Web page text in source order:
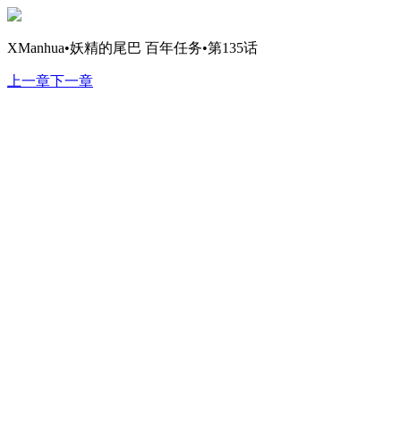
XManhua•妖精的尾巴 百年任务•第135话
上一章下一章